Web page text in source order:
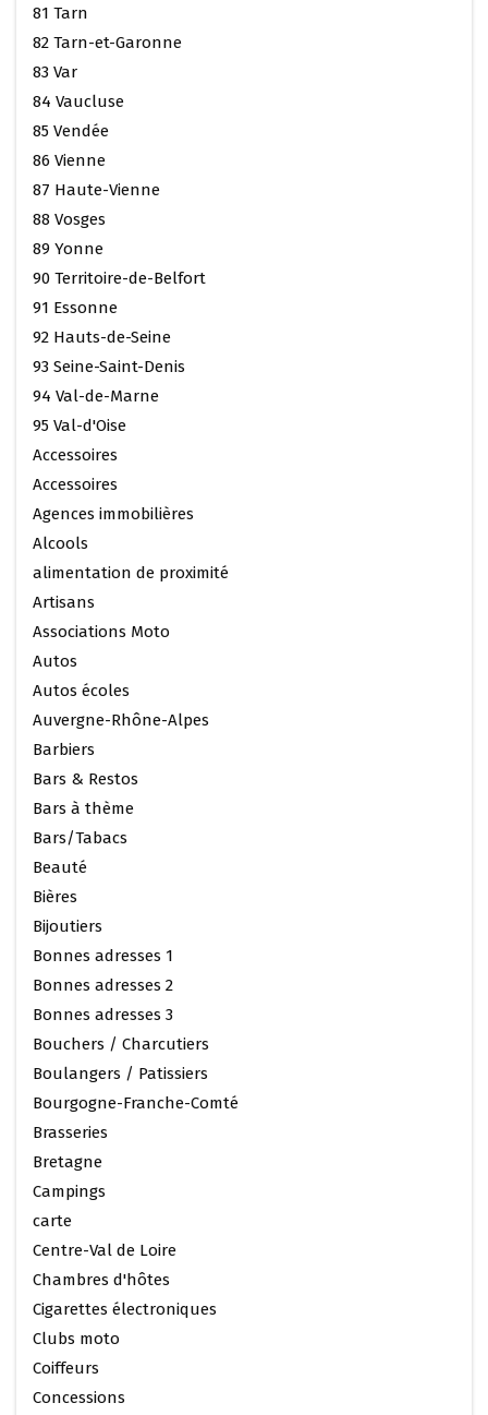
81 Tarn
82 Tarn-et-Garonne
83 Var
84 Vaucluse
85 Vendée
86 Vienne
87 Haute-Vienne
88 Vosges
89 Yonne
90 Territoire-de-Belfort
91 Essonne
92 Hauts-de-Seine
93 Seine-Saint-Denis
94 Val-de-Marne
95 Val-d'Oise
Accessoires
Accessoires
Agences immobilières
Alcools
alimentation de proximité
Artisans
Associations Moto
Autos
Autos écoles
Auvergne-Rhône-Alpes
Barbiers
Bars & Restos
Bars à thème
Bars/Tabacs
Beauté
Bières
Bijoutiers
Bonnes adresses 1
Bonnes adresses 2
Bonnes adresses 3
Bouchers / Charcutiers
Boulangers / Patissiers
Bourgogne-Franche-Comté
Brasseries
Bretagne
Campings
carte
Centre-Val de Loire
Chambres d'hôtes
Cigarettes électroniques
Clubs moto
Coiffeurs
Concessions